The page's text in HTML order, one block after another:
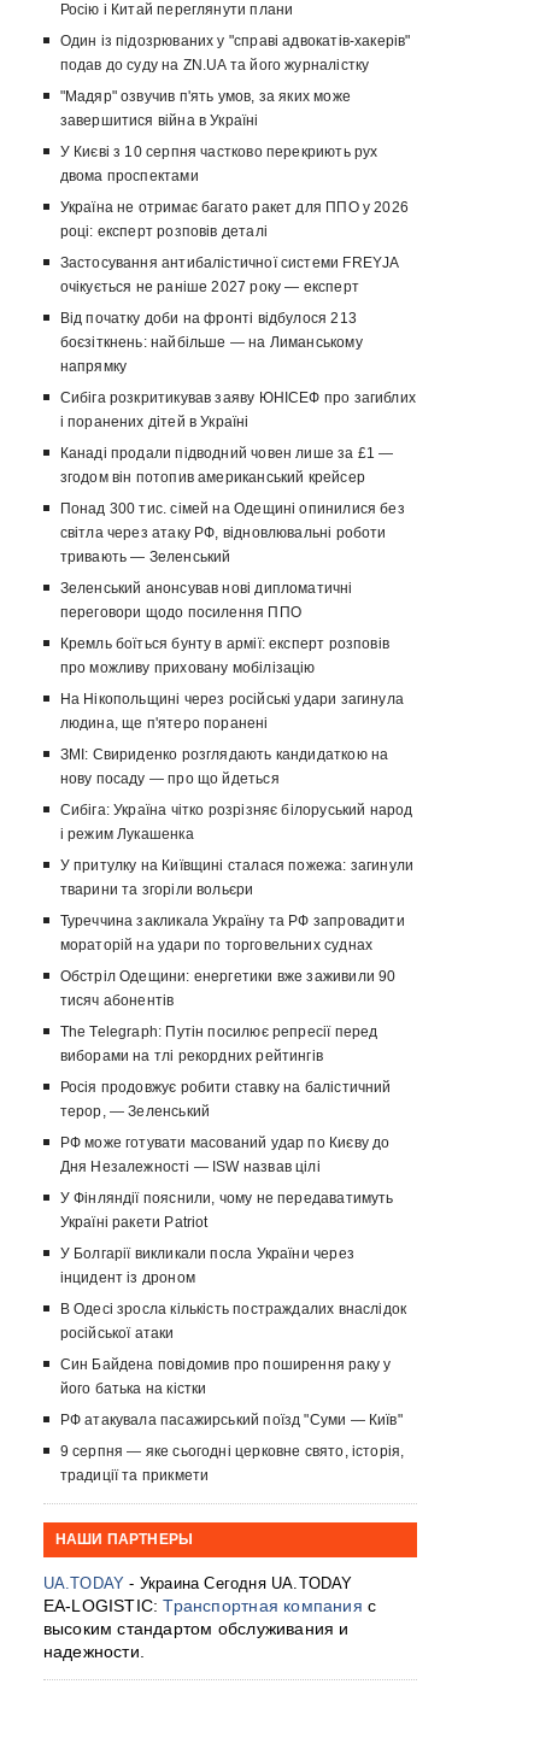
Росію і Китай переглянути плани
Один із підозрюваних у "справі адвокатів-хакерів"
подав до суду на ZN.UA та його журналістку
"Мадяр" озвучив п'ять умов, за яких може
завершитися війна в Україні
У Києві з 10 серпня частково перекриють рух
двома проспектами
Україна не отримає багато ракет для ППО у 2026
році: експерт розповів деталі
Застосування антибалістичної системи FREYJA
очікується не раніше 2027 року — експерт
Від початку доби на фронті відбулося 213
боєзіткнень: найбільше — на Лиманському
напрямку
Сибіга розкритикував заяву ЮНІСЕФ про загиблих
і поранених дітей в Україні
Канаді продали підводний човен лише за £1 —
згодом він потопив американський крейсер
Понад 300 тис. сімей на Одещині опинилися без
світла через атаку РФ, відновлювальні роботи
тривають — Зеленський
Зеленський анонсував нові дипломатичні
переговори щодо посилення ППО
Кремль боїться бунту в армії: експерт розповів
про можливу приховану мобілізацію
На Нікопольщині через російські удари загинула
людина, ще п'ятеро поранені
ЗМІ: Свириденко розглядають кандидаткою на
нову посаду — про що йдеться
Сибіга: Україна чітко розрізняє білоруський народ
і режим Лукашенка
У притулку на Київщині сталася пожежа: загинули
тварини та згоріли вольєри
Туреччина закликала Україну та РФ запровадити
мораторій на удари по торговельних суднах
Обстріл Одещини: енергетики вже заживили 90
тисяч абонентів
The Telegraph: Путін посилює репресії перед
виборами на тлі рекордних рейтингів
Росія продовжує робити ставку на балістичний
терор, — Зеленський
РФ може готувати масований удар по Києву до
Дня Незалежності — ISW назвав цілі
У Фінляндії пояснили, чому не передаватимуть
Україні ракети Patriot
У Болгарії викликали посла України через
інцидент із дроном
В Одесі зросла кількість постраждалих внаслідок
російської атаки
Син Байдена повідомив про поширення раку у
його батька на кістки
РФ атакувала пасажирський поїзд "Суми — Київ"
9 серпня — яке сьогодні церковне свято, історія,
традиції та прикмети
НАШИ ПАРТНЕРЫ
UA.TODAY - Украина Сегодня UA.TODAY
EA-LOGISTIC:Транспортная компания с
высоким стандартом обслуживания и
надежности.